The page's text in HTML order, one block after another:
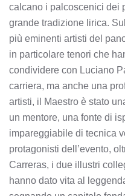
calcano i palcoscenici dei
grande tradizione lirica.
più eminenti artisti del
in particolare tenori che
condividere con Luciano
carriera, ma anche una
artisti, il Maestro è stato
un mentore, una fonte di
impareggiabile di tecnica
protagonisti dell’evento,
Carreras, i due illustri
hanno dato vita al